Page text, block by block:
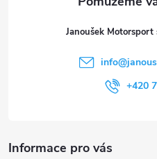
Janoušek Motorsport
info@
+420
Informace pro vás